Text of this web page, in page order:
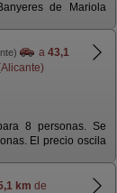
de Mariola
a 43,1
8 personas. Se
El precio oscila
km de